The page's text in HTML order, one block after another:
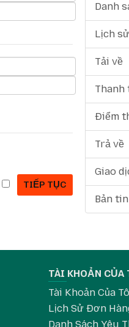
Danh
Lịch
Tải về
Thanh
Điểm
Trả về
Giao
Bản tin
TÀI KHOẢN CỦA
Tài Khoản Của
Lịch Sử Đơn
Danh Sách Yêu